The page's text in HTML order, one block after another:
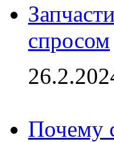
спросом
Почему